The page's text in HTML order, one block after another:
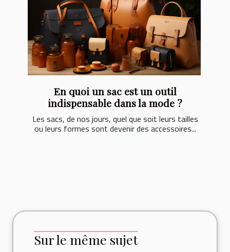
En quoi un sac est un outil
indispensable dans la mode ?
Les sacs, de nos jours, quel que soit leurs tailles
ou leurs formes sont devenir des accessoires...
Sur le même sujet